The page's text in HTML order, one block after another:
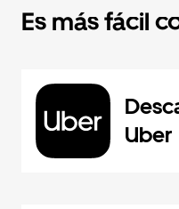
Es más fácil
Uber